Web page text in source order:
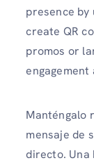
presence by
create QR
promos or
engagement
Manténgalo
mensaje de
directo. Una